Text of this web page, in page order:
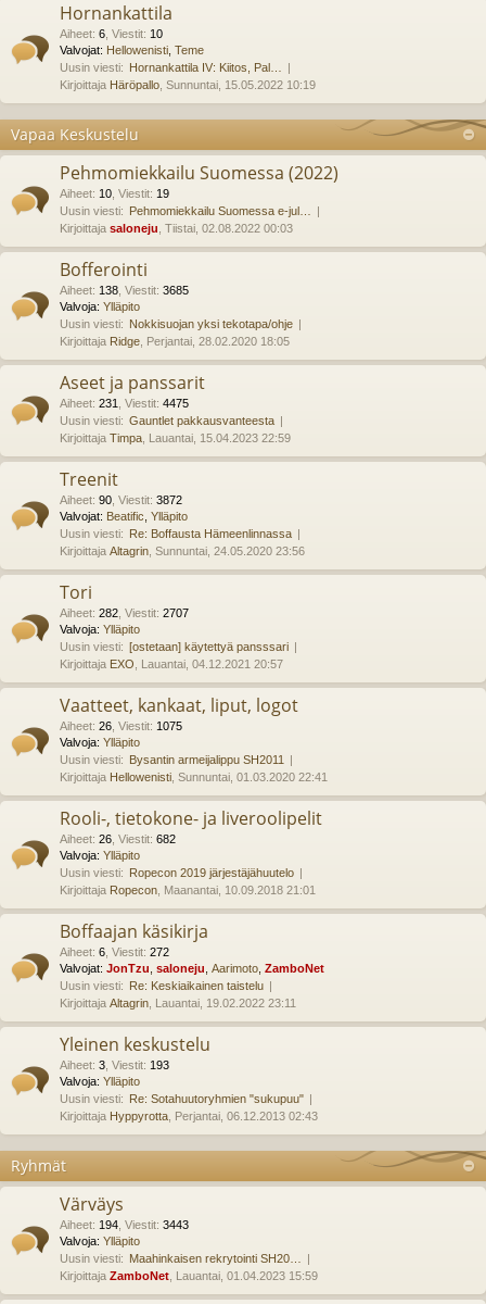
Hornankattila
Aiheet: 6 Viestit: 10
Valvojat: Hellowenisti Teme
Uusin viesti: Hornankattila IV: Kiitos, Pal…
Kirjoittaja Häröpallo , Sunnuntai, 15.05.2022 10:19
Vapaa Keskustelu
Pehmomiekkailu Suomessa (2022)
Aiheet: 10 Viestit: 19
Uusin viesti: Pehmomiekkailu Suomessa e-jul…
Kirjoittaja saloneju , Tiistai, 02.08.2022 00:03
Bofferointi
Aiheet: 138 Viestit: 3685
Valvoja: Ylläpito
Uusin viesti: Nokkisuojan yksi tekotapa/ohje
Kirjoittaja Ridge , Perjantai, 28.02.2020 18:05
Aseet ja panssarit
Aiheet: 231 Viestit: 4475
Uusin viesti: Gauntlet pakkausvanteesta
Kirjoittaja Timpa , Lauantai, 15.04.2023 22:59
Treenit
Aiheet: 90 Viestit: 3872
Valvojat: Beatific Ylläpito
Uusin viesti: Re: Boffausta Hämeenlinnassa
Kirjoittaja Altagrin , Sunnuntai, 24.05.2020 23:56
Tori
Aiheet: 282 Viestit: 2707
Valvoja: Ylläpito
Uusin viesti: [ostetaan] käytettyä pansssari
Kirjoittaja EXO , Lauantai, 04.12.2021 20:57
Vaatteet, kankaat, liput, logot
Aiheet: 26 Viestit: 1075
Valvoja: Ylläpito
Uusin viesti: Bysantin armeijalippu SH2011
Kirjoittaja Hellowenisti , Sunnuntai, 01.03.2020 22:41
Rooli-, tietokone- ja liveroolipelit
Aiheet: 26 Viestit: 682
Valvoja: Ylläpito
Uusin viesti: Ropecon 2019 järjestäjähuutelo
Kirjoittaja Ropecon , Maanantai, 10.09.2018 21:01
Boffaajan käsikirja
Aiheet: 6 Viestit: 272
Valvojat: JonTzu saloneju Aarimoto ZamboNet
Uusin viesti: Re: Keskiaikainen taistelu
Kirjoittaja Altagrin , Lauantai, 19.02.2022 23:11
Yleinen keskustelu
Aiheet: 3 Viestit: 193
Valvoja: Ylläpito
Uusin viesti: Re: Sotahuutoryhmien "sukupuu"
Kirjoittaja Hyppyrotta , Perjantai, 06.12.2013 02:43
Ryhmät
Värväys
Aiheet: 194 Viestit: 3443
Valvoja: Ylläpito
Uusin viesti: Maahinkaisen rekrytointi SH20…
Kirjoittaja ZamboNet , Lauantai, 01.04.2023 15:59